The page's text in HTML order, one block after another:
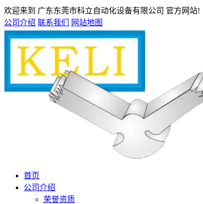
欢迎来到 广东东莞市科立自动化设备有限公司 官方网站!
公司介绍 联系我们 网站地图
首页
公司介绍
荣誉资质